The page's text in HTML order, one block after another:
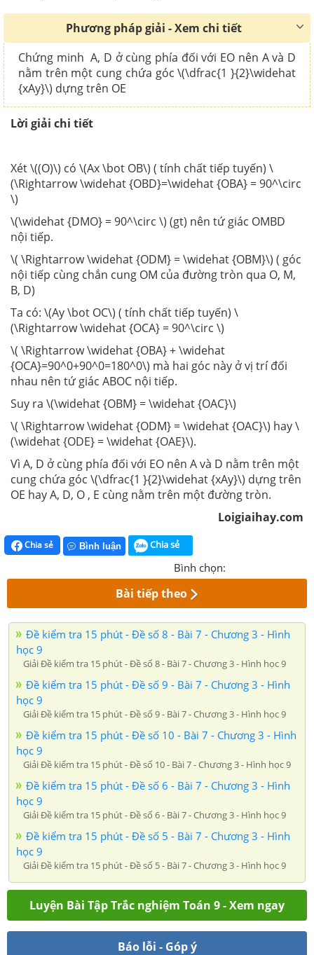
Phương pháp giải - Xem chi tiết
Chứng minh A, D ở cùng phía đối với EO nên A và D
nằm trên một cung chứa góc \(\dfrac{1 }{2}\widehat
{xAy}\) dựng trên OE
Lời giải chi tiết
Xét \((O)\) có \(Ax \bot OB\) ( tính chất tiếp tuyến) \
(\Rightarrow \widehat {OBD}=\widehat {OBA} = 90^\circ
\)
\(\widehat {DMO} = 90^\circ \) (gt) nên tứ giác OMBD
nội tiếp.
\( \Rightarrow \widehat {ODM} = \widehat {OBM}\) ( góc
nội tiếp cùng chắn cung OM của đường tròn qua O, M,
B, D)
Ta có: \(Ay \bot OC\) ( tính chất tiếp tuyến) \
(\Rightarrow \widehat {OCA} = 90^\circ \)
\( \Rightarrow \widehat {OBA} + \widehat
{OCA}=90^0+90^0=180^0\) mà hai góc này ở vị trí đối
nhau nên tứ giác ABOC nội tiếp.
Suy ra \(\widehat {OBM} = \widehat {OAC}\)
\( \Rightarrow \widehat {ODM} = \widehat {OAC}\) hay \
(\widehat {ODE} = \widehat {OAE}\).
Vì A, D ở cùng phía đối với EO nên A và D nằm trên một
cung chứa góc \(\dfrac{1 }{2}\widehat {xAy}\) dựng trên
OE hay A, D, O , E cùng nằm trên một đường tròn.
Loigiaihay.com
Chia sẻ Bình luận Chia sẻ
Bình chọn:
Bài tiếp theo
Đề kiểm tra 15 phút - Đề số 8 - Bài 7 - Chương 3 - Hình
học 9
Giải Đề kiểm tra 15 phút - Đề số 8 - Bài 7 - Chương 3 - Hình học 9
Đề kiểm tra 15 phút - Đề số 9 - Bài 7 - Chương 3 - Hình
học 9
Giải Đề kiểm tra 15 phút - Đề số 9 - Bài 7 - Chương 3 - Hình học 9
Đề kiểm tra 15 phút - Đề số 10 - Bài 7 - Chương 3 - Hình
học 9
Giải Đề kiểm tra 15 phút - Đề số 10 - Bài 7 - Chương 3 - Hình học 9
Đề kiểm tra 15 phút - Đề số 6 - Bài 7 - Chương 3 - Hình
học 9
Giải Đề kiểm tra 15 phút - Đề số 6 - Bài 7 - Chương 3 - Hình học 9
Đề kiểm tra 15 phút - Đề số 5 - Bài 7 - Chương 3 - Hình
học 9
Giải Đề kiểm tra 15 phút - Đề số 5 - Bài 7 - Chương 3 - Hình học 9
Luyện Bài Tập Trắc nghiệm Toán 9 - Xem ngay
Báo lỗi - Góp ý